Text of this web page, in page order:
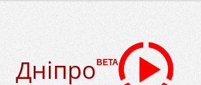
Дніпро BETA